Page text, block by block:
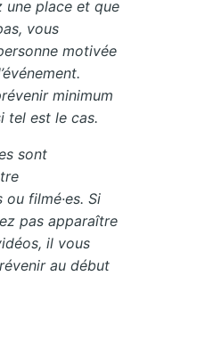
une place et que
vous
motivée
minimum
tel est le cas.
sont
ou filmé·es. Si
pas apparaître
il vous
au début